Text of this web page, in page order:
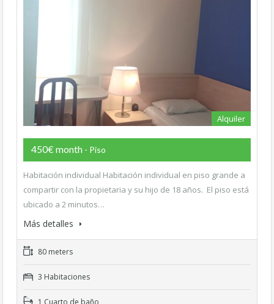
Alquiler
450€ month - Piso
Habitación individual Habitación individual en piso grande a
compartir con la propietaria y su hijo de 18 años. El piso está
ubicado a 2 minutos…
Más detalles
80 meters
3 Habitaciones